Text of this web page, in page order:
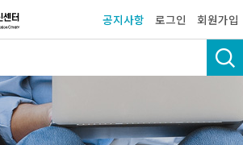
공지사항 로그인 회원가입